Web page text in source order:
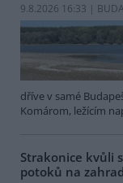
9.8.2026 16:33 |
dříve v samé
Komárom, ležícím
Strakonice kvůli
potoků na